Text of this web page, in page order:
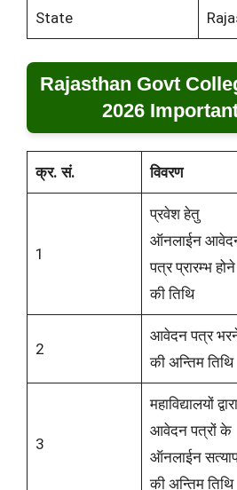
State
Rajasthan Govt
2026
क्र. सं. विवरण
1
प्रवेश हेतु
ऑनलाईन
पत्र प्रारम्भ होने
की तिथि
2
आवेदन पत्र
की अन्तिम तिथि
3
महाविद्यालयों द्वारा
आवेदन पत्रों के
ऑनलाईन
की अन्तिम तिथि